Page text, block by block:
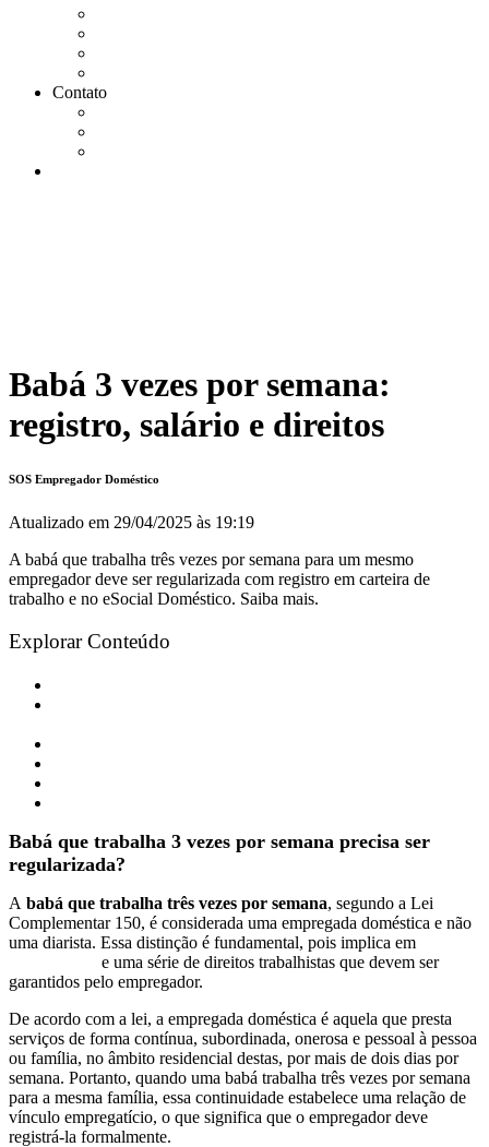
Contato
Babá 3 vezes por semana:
registro, salário e direitos
SOS Empregador Doméstico
Atualizado em 29/04/2025 às 19:19
A babá que trabalha três vezes por semana para um mesmo
empregador deve ser regularizada com registro em carteira de
trabalho e no eSocial Doméstico. Saiba mais.
Explorar Conteúdo
Babá que trabalha 3 vezes por semana precisa ser
regularizada?
A babá que trabalha três vezes por semana, segundo a Lei
Complementar 150, é considerada uma empregada doméstica e não
uma diarista. Essa distinção é fundamental, pois implica em
e uma série de direitos trabalhistas que devem ser
garantidos pelo empregador.
De acordo com a lei, a empregada doméstica é aquela que presta
serviços de forma contínua, subordinada, onerosa e pessoal à pessoa
ou família, no âmbito residencial destas, por mais de dois dias por
semana. Portanto, quando uma babá trabalha três vezes por semana
para a mesma família, essa continuidade estabelece uma relação de
vínculo empregatício, o que significa que o empregador deve
registrá-la formalmente.